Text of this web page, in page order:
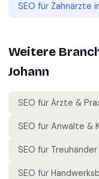
SEO für Zahnärzte
Weitere
Johann
SEO für Ärzte &
SEO für Anwälte &
SEO für Treuhänder
SEO für